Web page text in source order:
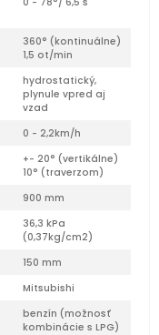
360° (kontinuálne)
1,5 ot/min
hydrostatický,
plynule vpred aj
vzad
0 - 2,2km/h
+- 20° (vertikálne)
10° (traverzom)
900 mm
36,3 kPa
(0,37kg/cm2)
150 mm
Mitsubishi
benzín (možnosť
kombinácie s LPG)